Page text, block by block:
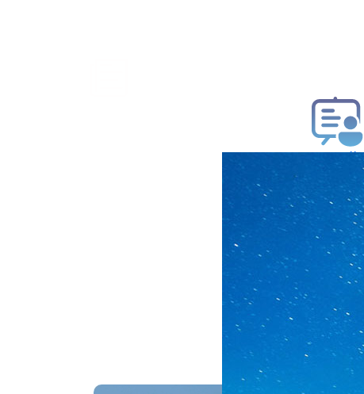
طلب فتوى
استعلام عن فتوى
حجز موعد
الفتوى الهاتفية